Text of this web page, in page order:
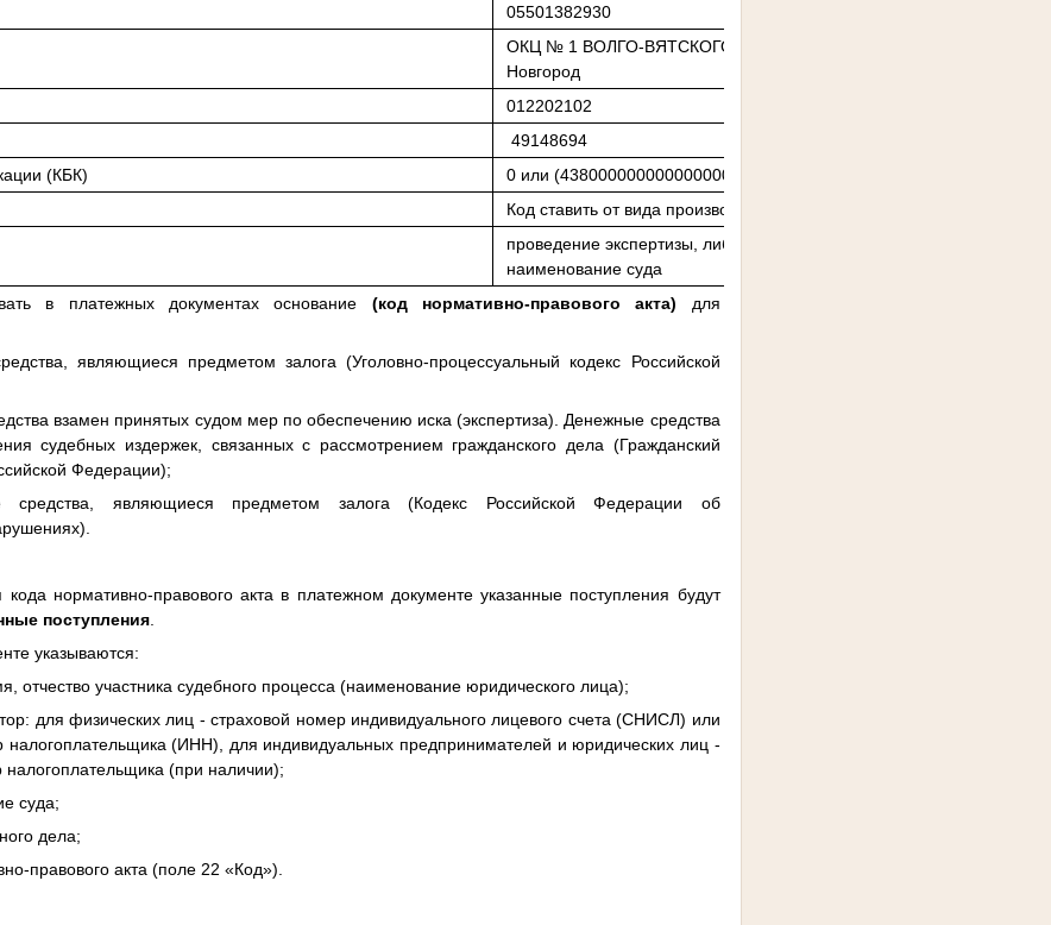
05501382930
ОКЦ № 1 ВОЛГО-ВЯТСКОГО ГУ БАНКА РОССИИ//УФК по
Новгород
012202102
49148694
(КБК)
0 или (43800000000000000000)
Код ставить от вида производства*
проведение экспертизы, либо залог или арест денежных средств,
наименование суда
в платежных документах основание (код нормативно-правового акта) для
являющиеся предметом залога (Уголовно-процессуальный кодекс Российской
взамен принятых судом мер по обеспечению иска (экспертиза). Денежные средства
судебных издержек, связанных с рассмотрением гражданского дела (Гражданский
Федерации);
являющиеся предметом залога (Кодекс Российской Федерации об
кода нормативно-правового акта в платежном документе указанные поступления будут
поступления
указываются:
участника судебного процесса (наименование юридического лица);
физических лиц - страховой номер индивидуального лицевого счета (СНИСЛ) или
(ИНН), для индивидуальных предпринимателей и юридических лиц -
(при наличии);
суда;
дела;
акта (поле 22 «Код»).